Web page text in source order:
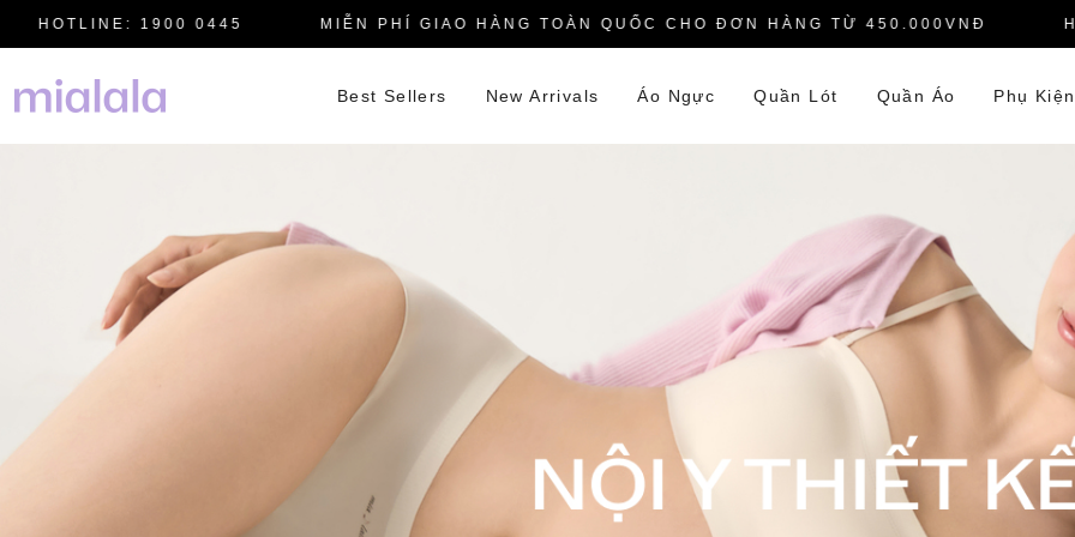
1900 0445 MIỄN PHÍ GIAO HÀNG TOÀN QUỐC CHO ĐƠN HÀNG TỪ 450.000VNĐ
Best Sellers New Arrivals Áo Ngực Quần Lót Quần Áo Phụ Kiện